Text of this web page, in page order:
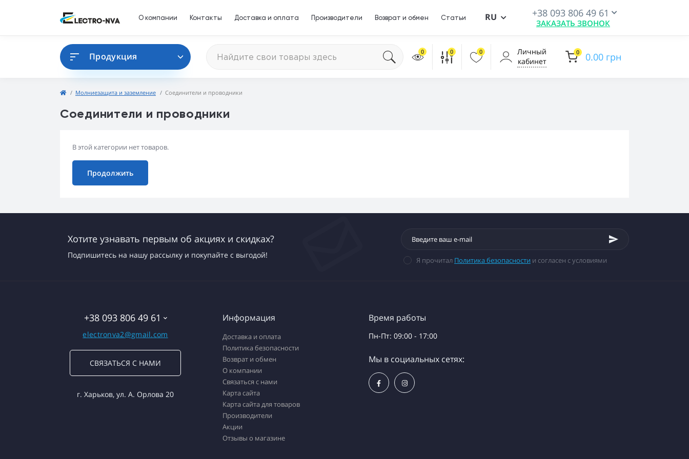
О компании Контакты Доставка и оплата Производители Возврат и обмен Статьи RU +38 093 806 49 61
ЗАКАЗАТЬ ЗВОНОК
Продукция 0 0 0
Личный
кабинет
0 0.00 грн
Молниезащита и заземление Соединители и проводники
Соединители и проводники
В этой категории нет товаров.
Продолжить
Хотите узнавать первым об акциях и скидках?
Подпишитесь на нашу рассылку и покупайте с выгодой!
Я прочитал Политика безопасности и согласен с условиями
+38 093 806 49 61
electronva2@gmail.com
СВЯЗАТЬСЯ С НАМИ
г. Харьков, ул. А. Орлова 20
Информация
Доставка и оплата
Политика безопасности
Возврат и обмен
О компании
Связаться с нами
Карта сайта
Карта сайта для товаров
Производители
Акции
Отзывы о магазине
Время работы
Пн-Пт: 09:00 - 17:00
Мы в социальных сетях: